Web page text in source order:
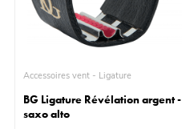
Accessoires vent - Ligature
BG Ligature Révélation argent -
saxo alto